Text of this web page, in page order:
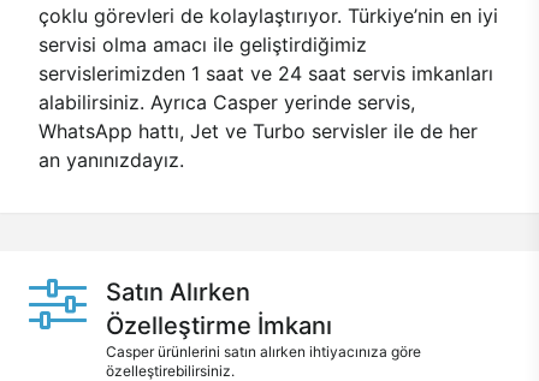
çoklu görevleri de kolaylaştırıyor. Türkiye’nin en iyi
servisi olma amacı ile geliştirdiğimiz
servislerimizden 1 saat ve 24 saat servis imkanları
alabilirsiniz. Ayrıca Casper yerinde servis,
WhatsApp hattı, Jet ve Turbo servisler ile de her
an yanınızdayız.
Satın Alırken
Özelleştirme İmkanı
Casper ürünlerini satın alırken ihtiyacınıza göre
özelleştirebilirsiniz.